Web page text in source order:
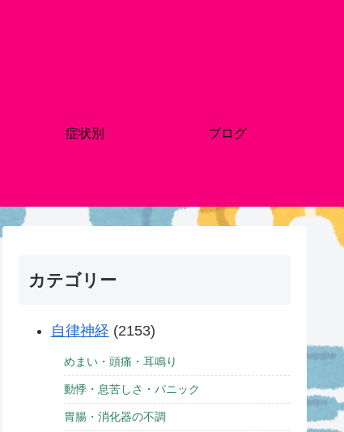
症状別 ブログ
カテゴリー
自律神経 (2153)
めまい・頭痛・耳鳴り
動悸・息苦しさ・パニック
胃腸・消化器の不調